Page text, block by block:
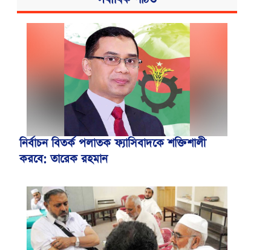
নির্বাচন বিতর্ক পলাতক ফ্যাসিবাদকে শক্তিশালী
করবে: তারেক রহমান